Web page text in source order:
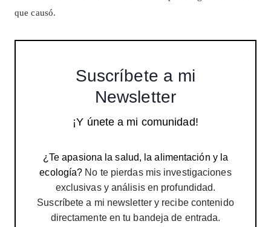
que causó.
Suscríbete a mi
Newsletter
¡Y únete a mi comunidad!
¿Te apasiona la salud, la alimentación y la
ecología? No te pierdas mis investigaciones
exclusivas y análisis en profundidad.
Suscríbete a mi newsletter y recibe contenido
directamente en tu bandeja de entrada.